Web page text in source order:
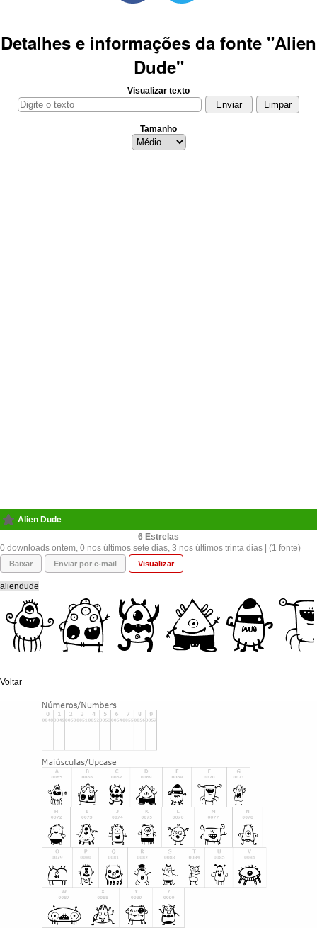
Detalhes e informações da fonte "Alien
Dude"
Visualizar texto
Tamanho
Alien Dude
6
0 downloads ontem, 0 nos últimos sete dias, 3 nos últimos trinta dias | (1 fonte)
Baixar Enviar por e-mail Visualizar
aliendude
Voltar